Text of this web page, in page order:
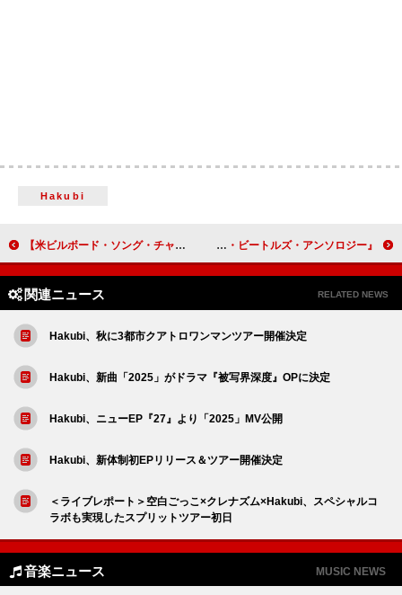
Hakubi
【米ビルボード・ソング・チャート】HUNTR/X「Golden」首位返り咲き、『KPOPガールズ！デーモン・ハンターズ』から4曲がTOP10入り 『ザ・ビートルズ・アンソロジー』紹介映像公開、「リアル・ラブ」新ミックスも一部視聴可能
関連ニュース RELATED NEWS
Hakubi、秋に3都市クアトロワンマンツアー開催決定
Hakubi、新曲「2025」がドラマ『被写界深度』OPに決定
Hakubi、ニューEP『27』より「2025」MV公開
Hakubi、新体制初EPリリース＆ツアー開催決定
＜ライブレポート＞空白ごっこ×クレナズム×Hakubi、スペシャルコ
ラボも実現したスプリットツアー初日
音楽ニュース MUSIC NEWS